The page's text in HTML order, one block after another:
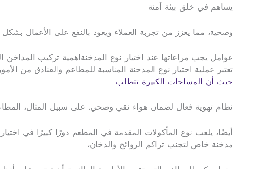
يساهم في خلق بيئة آمنة
وصحية، مما يعزز من تجربة العملاء ويعود بالنفع على الأعمال
عوامل يجب مراعاتها عند اختيار نوع المدخنةاهمية تركيب المداخن
تعتبر عملية اختيار نوع المدخنة المناسبة للمطاعم والفنادق من الأمور
حيث أن المساحات الكبيرة تتطلب
نظام تهوية فعال لضمان هواء نقي وصحي. على سبيل المثال، المطاعم
أيضًا، يلعب نوع المأكولات المقدمة في المطعم دورًا كبيرًا في
مدخنة خاص لتجنب تراكم الروائح والدخان،